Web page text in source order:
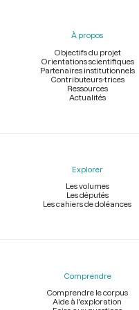
À propos
Objectifs du projet
Orientations scientifiques
Partenaires institutionnels
Contributeurs-trices
Ressources
Actualités
Explorer
Les volumes
Les députés
Les cahiers de doléances
Comprendre
Comprendre le corpus
Aide à l'exploration